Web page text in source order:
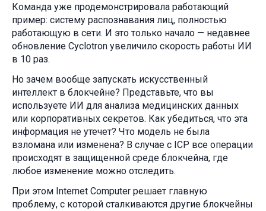
Команда уже продемонстрировала работающий
пример: систему распознавания лиц, полностью
работающую в сети. И это только начало — недавнее
обновление Cyclotron увеличило скорость работы ИИ
в 10 раз.
Но зачем вообще запускать искусственный
интеллект в блокчейне? Представьте, что вы
используете ИИ для анализа медицинских данных
или корпоративных секретов. Как убедиться, что эта
информация не утечет? Что модель не была
взломана или изменена? В случае с ICP все операции
происходят в защищенной среде блокчейна, где
любое изменение можно отследить.
При этом Internet Computer решает главную
проблему, с которой сталкиваются другие блокчейны